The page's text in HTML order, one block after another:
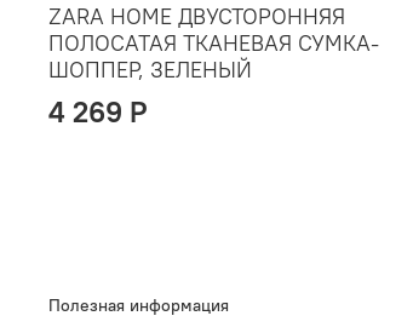
ZARA HOME ДВУСТОРОННЯЯ
ПОЛОСАТАЯ ТКАНЕВАЯ СУМКА-
ШОППЕР, ЗЕЛЕНЫЙ
4 269 P
Полезная информация